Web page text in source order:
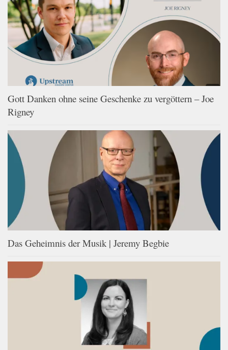
Gott Danken ohne seine Geschenke zu vergöttern – Joe
Rigney
Das Geheimnis der Musik | Jeremy Begbie